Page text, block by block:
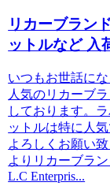
リカーブラン
ットルなど 入
いつもお世話に
人気のリカーブ
しております。
ットルは特に人
よろしくお願い
よりリカーブラ
L.C Enterpris...